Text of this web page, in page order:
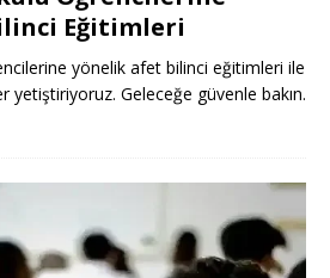
Eğitimleri
yönelik afet bilinci eğitimleri ile
yetiştiriyoruz. Geleceğe güvenle bakın.